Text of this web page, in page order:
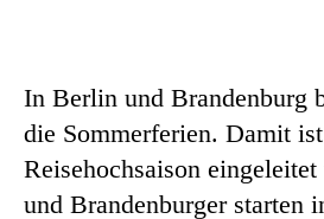
In Berlin und Brandenburg
die Sommerferien. Damit
Reisehochsaison
und Brandenburger starten